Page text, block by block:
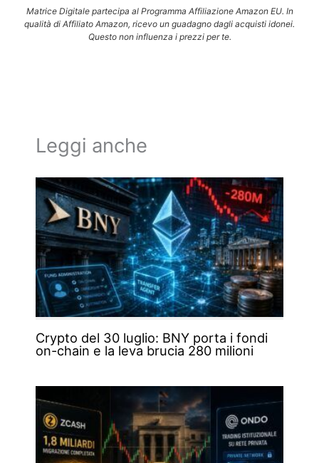
Matrice Digitale partecipa al Programma Affiliazione Amazon EU. In
qualità di Affiliato Amazon, ricevo un guadagno dagli acquisti idonei.
Questo non influenza i prezzi per te.
Leggi anche
Crypto del 30 luglio: BNY porta i fondi
on-chain e la leva brucia 280 milioni